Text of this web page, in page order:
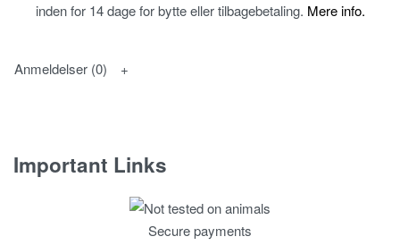
inden for 14 dage for bytte eller tilbagebetaling. Mere info.
Anmeldelser (0)
Important Links
Secure payments